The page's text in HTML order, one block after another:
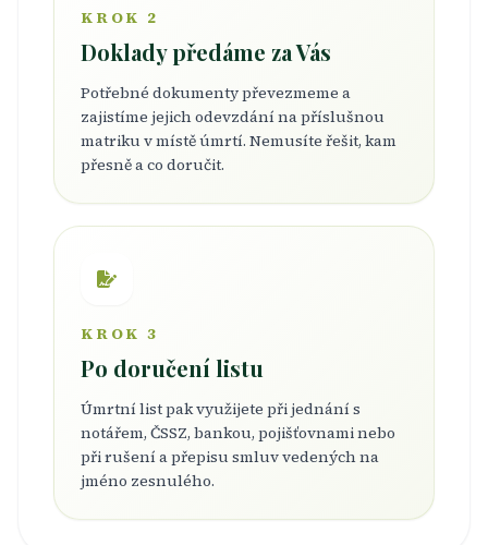
KROK 2
Doklady předáme za Vás
Potřebné dokumenty převezmeme a
zajistíme jejich odevzdání na příslušnou
matriku v místě úmrtí. Nemusíte řešit, kam
přesně a co doručit.
KROK 3
Po doručení listu
Úmrtní list pak využijete při jednání s
notářem, ČSSZ, bankou, pojišťovnami nebo
při rušení a přepisu smluv vedených na
jméno zesnulého.